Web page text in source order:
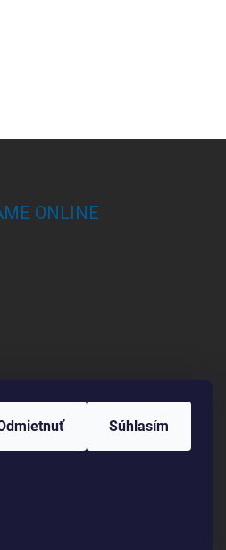
Súhlasím
ONLINE